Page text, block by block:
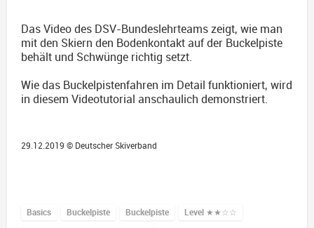
Das Video des DSV-Bundeslehrteams zeigt, wie man
mit den Skiern den Bodenkontakt auf der Buckelpiste
behält und Schwünge richtig setzt.
Wie das Buckelpistenfahren im Detail funktioniert, wird
in diesem Videotutorial anschaulich demonstriert.
29.12.2019 © Deutscher Skiverband
Basics Buckelpiste Buckelpiste Level ★★☆☆